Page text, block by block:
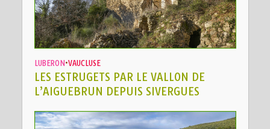
LUBERON •VAUCLUSE
LES ESTRUGETS PAR LE VALLON DE
L’AIGUEBRUN DEPUIS SIVERGUES